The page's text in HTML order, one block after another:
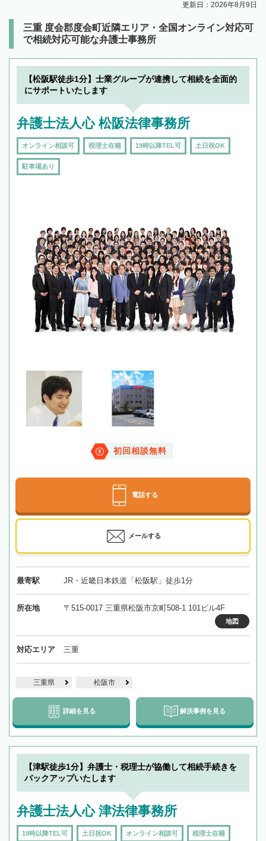
更新日：2026年8月9日
三重 度会郡度会町近隣エリア・全国オンライン対応可
で相続対応可能な弁護士事務所
【松阪駅徒歩1分】士業グループが連携して相続を全面的
にサポートいたします
弁護士法人心 松阪法律事務所
オンライン相談可 税理士在籍 19時以降TEL可 土日祝OK
駐車場あり
初回相談無料
電話する
メールする
最寄駅 JR・近畿日本鉄道「松阪駅」徒歩1分
所在地 〒515-0017 三重県松阪市京町508-1 101ビル4F
地図
対応エリア 三重
三重県 松阪市
詳細を見る 解決事例を見る
【津駅徒歩1分】弁護士・税理士が協働して相続手続きを
バックアップいたします
弁護士法人心 津法律事務所
19時以降TEL可 土日祝OK オンライン相談可 税理士在籍